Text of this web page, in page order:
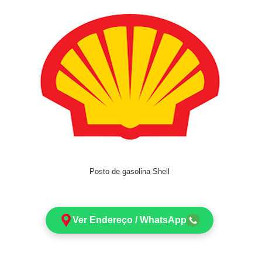
Posto de gasolina Shell
Ver Endereço / WhatsApp